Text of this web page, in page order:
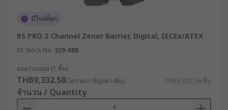
RS ผู้นำด้านโซลูชันอุตสาหกรรมและอิเล็กทรอนิกส์
จำหน่ายซีเนอร์แบร์ริเออร์ และ กัลวานิกแบร์ริเออร์
คุณภาพสูง จากแบรนด์ชั้นนำ ที่ผ่านการรับรองด้าน
ความปลอดภัย ตอบโจทย์ทุกการใช้งาน โดยเรา
จำหน่ายซีเนอร์แบร์ริเออร์และตัวแยกสัญญาณกัลวานิก
ทั้งราคาปลีกและราคาส่ง สามารถเลือกซื้อสินค้าที่
ต้องการได้อย่างสะดวกตลอด 24 ชม. บนเว็บไซต์ พร้อม
บริการจัดส่งทั่วประเทศไทย หรือปรึกษาผู้เชี่ยวชาญ
ด้านผลิตภัณฑ์ เพื่อขอรับคำแนะนำเกี่ยวกับสินค้าได้เลย
มีในสต็อก
RS PRO 2 Channel Zener Barrier, Digital, IECEx/ATEX
RS Stock No. 329-088
ยอดรวมย่อย (1 ชิ้น)
THB9,332.58(ไม่รวมภาษีมูลค่าเพิ่ม) THB9,332.58/ชิ้น
จำนวน / Quantity